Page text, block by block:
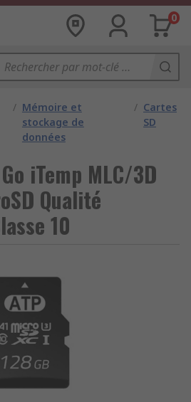
0
/ Mémoire et
stockage de
données
/ Cartes
SD
iTemp MLC/3D
Qualité
10